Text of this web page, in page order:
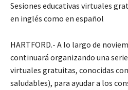
Sesiones educativas virtuales
en inglés como en español
HARTFORD.- A lo largo de
continuará organizando una
virtuales gratuitas, conocidas
saludables), para ayudar a los